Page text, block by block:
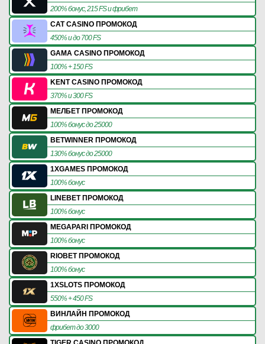
200% бонус, 215 FS и фрибет
CAT CASINO ПРОМОКОД
450% и до 700 FS
GAMA CASINO ПРОМОКОД
100% + 150 FS
KENT CASINO ПРОМОКОД
370% и 300 FS
МЕЛБЕТ ПРОМОКОД
100% бонус до 25000
BETWINNER ПРОМОКОД
130% бонус до 25000
1XGAMES ПРОМОКОД
100% бонус
LINEBET ПРОМОКОД
100% бонус
MEGAPARI ПРОМОКОД
100% бонус
RIOBET ПРОМОКОД
100% бонус
1XSLOTS ПРОМОКОД
550% + 450 FS
ВИНЛАЙН ПРОМОКОД
фрибет до 3000